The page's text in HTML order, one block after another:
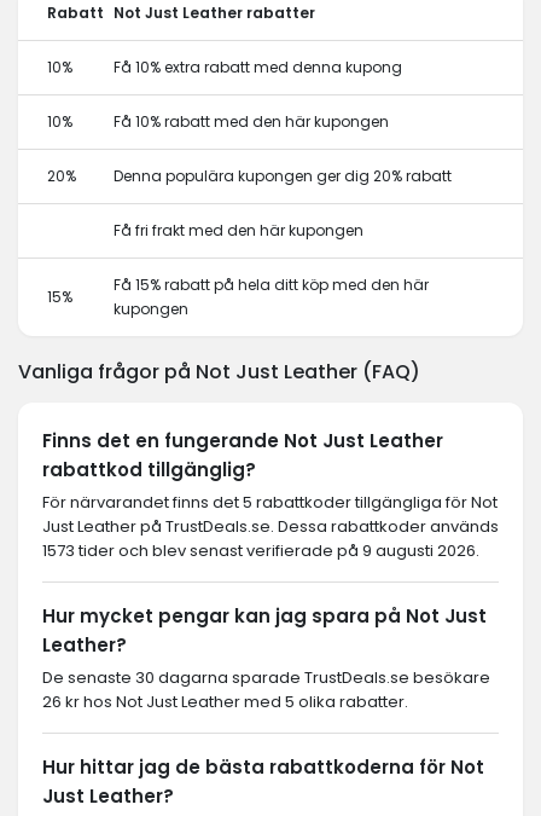
Rabatt Not Just Leather rabatter
10% Få 10% extra rabatt med denna kupong
10% Få 10% rabatt med den här kupongen
20% Denna populära kupongen ger dig 20% rabatt
Få fri frakt med den här kupongen
15%
Få 15% rabatt på hela ditt köp med den här
kupongen
Vanliga frågor på Not Just Leather (FAQ)
Finns det en fungerande Not Just Leather
rabattkod tillgänglig?
För närvarandet finns det 5 rabattkoder tillgängliga för Not
Just Leather på TrustDeals.se. Dessa rabattkoder används
1573 tider och blev senast verifierade på 9 augusti 2026.
Hur mycket pengar kan jag spara på Not Just
Leather?
De senaste 30 dagarna sparade TrustDeals.se besökare
26 kr hos Not Just Leather med 5 olika rabatter.
Hur hittar jag de bästa rabattkoderna för Not
Just Leather?